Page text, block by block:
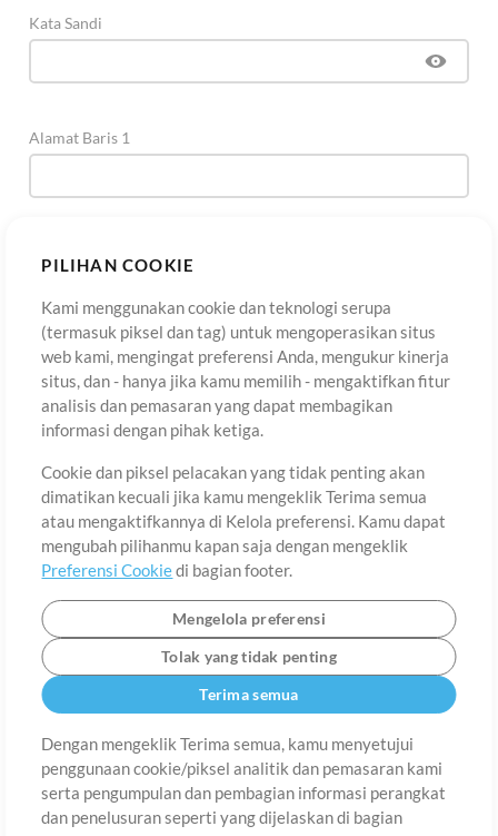
PILIHAN COOKIE
Kami menggunakan cookie dan teknologi serupa
(termasuk piksel dan tag) untuk mengoperasikan situs
web kami, mengingat preferensi Anda, mengukur kinerja
situs, dan - hanya jika kamu memilih - mengaktifkan fitur
analisis dan pemasaran yang dapat membagikan
informasi dengan pihak ketiga.
Cookie dan piksel pelacakan yang tidak penting akan
dimatikan kecuali jika kamu mengeklik Terima semua
atau mengaktifkannya di Kelola preferensi. Kamu dapat
mengubah pilihanmu kapan saja dengan mengeklik
Preferensi Cookiedi bagian footer.
Mengelola preferensi
Tolak yang tidak penting
Terima semua
Dengan mengeklik Terima semua, kamu menyetujui
penggunaan cookie/piksel analitik dan pemasaran kami
serta pengumpulan dan pembagian informasi perangkat
dan penelusuran seperti yang dijelaskan di bagian
Kata Sandi
Alamat Baris 1
Kota
Negara
Provinsi Bahasa
Tentang Ketentuan Penggunaan Kebijakan Privasi
Preferensi
Cookie
Hubungi
©2006-2026 oleh MultiTracks.com LLC. Semua Hak Cipta Dilindungi